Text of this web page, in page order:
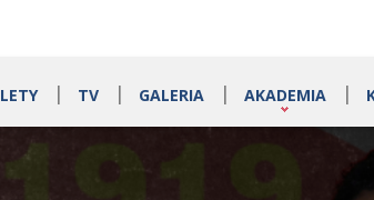
TV GALERIA AKADEMIA